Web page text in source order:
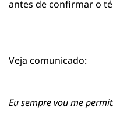
antes de confirmar o
Veja comunicado:
Eu sempre vou me